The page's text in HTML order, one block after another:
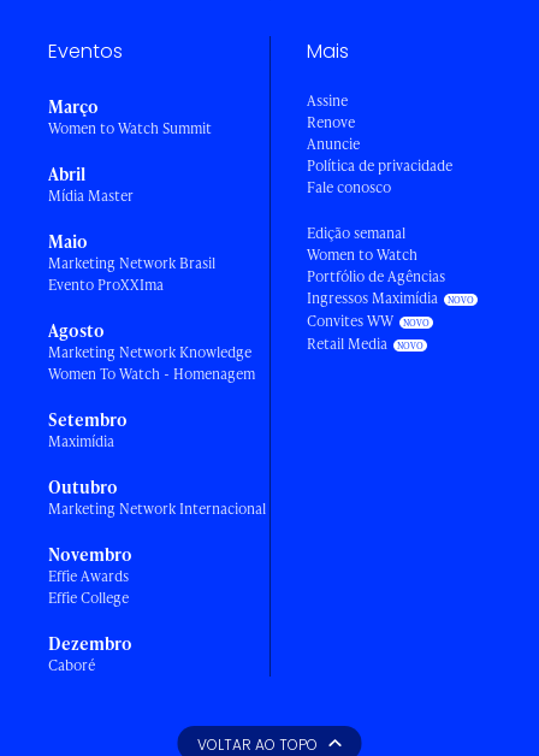
Eventos
Março
Women to Watch Summit
Abril
Mídia Master
Maio
Marketing Network Brasil
Evento ProXXIma
Agosto
Marketing Network Knowledge
Women To Watch - Homenagem
Setembro
Maximídia
Outubro
Marketing Network Internacional
Novembro
Effie Awards
Effie College
Dezembro
Caboré
Mais
Assine
Renove
Anuncie
Política de privacidade
Fale conosco
Edição semanal
Women to Watch
Portfólio de Agências
Ingressos Maximídia
Convites WW
Retail Media
VOLTAR AO TOPO